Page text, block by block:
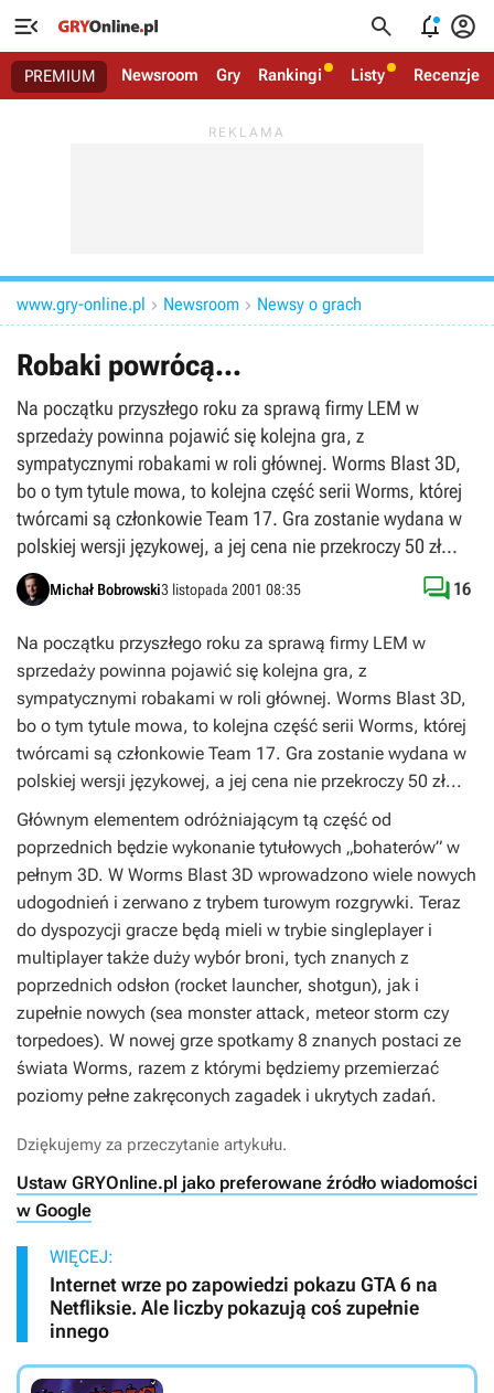
   
PREMIUM Newsroom Gry Rankingi Listy Recenzje
www.gry-online.pl  Newsroom  Newsy o grach
Robaki powrócą...
Na początku przyszłego roku za sprawą firmy LEM w
sprzedaży powinna pojawić się kolejna gra, z
sympatycznymi robakami w roli głównej. Worms Blast 3D,
bo o tym tytule mowa, to kolejna część serii Worms, której
twórcami są członkowie Team 17. Gra zostanie wydana w
polskiej wersji językowej, a jej cena nie przekroczy 50 zł...
Michał Bobrowski3 listopada 2001 08:35  16
Na początku przyszłego roku za sprawą firmy LEM w
sprzedaży powinna pojawić się kolejna gra, z
sympatycznymi robakami w roli głównej. Worms Blast 3D,
bo o tym tytule mowa, to kolejna część serii Worms, której
twórcami są członkowie Team 17. Gra zostanie wydana w
polskiej wersji językowej, a jej cena nie przekroczy 50 zł...
Głównym elementem odróżniającym tą część od
poprzednich będzie wykonanie tytułowych „bohaterów” w
pełnym 3D. W Worms Blast 3D wprowadzono wiele nowych
udogodnień i zerwano z trybem turowym rozgrywki. Teraz
do dyspozycji gracze będą mieli w trybie singleplayer i
multiplayer także duży wybór broni, tych znanych z
poprzednich odsłon (rocket launcher, shotgun), jak i
zupełnie nowych (sea monster attack, meteor storm czy
torpedoes). W nowej grze spotkamy 8 znanych postaci ze
świata Worms, razem z którymi będziemy przemierzać
poziomy pełne zakręconych zagadek i ukrytych zadań.
Dziękujemy za przeczytanie artykułu.
Ustaw GRYOnline.pl jako preferowane źródło wiadomości
w Google
WIĘCEJ:
Internet wrze po zapowiedzi pokazu GTA 6 na
Netfliksie. Ale liczby pokazują coś zupełnie
innego